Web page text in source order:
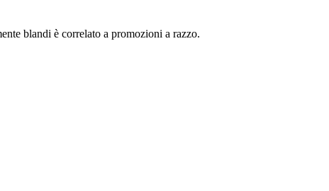
blandi è correlato a promozioni a razzo.